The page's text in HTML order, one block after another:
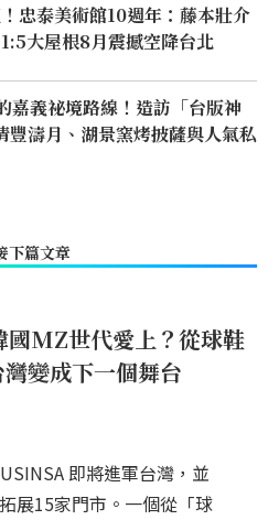
忠泰美術館10週年：藤本壯介
大屋根8月震撼空降台北
嘉義祕境路線！造訪「台版神
豐濤月、湖景窯烤披薩與人氣私
下篇文章
MZ世代愛上？從球鞋
變成下一個舞台
即將進軍台灣，並
展15家門市。一個從「球